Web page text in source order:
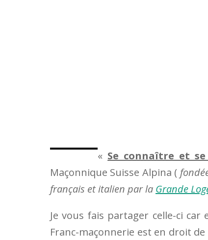
« Se connaître et
Maçonnique Suisse Alpina (
français et italien par la Grande
Je vous fais partager celle-ci car
Franc-maçonnerie est en droit